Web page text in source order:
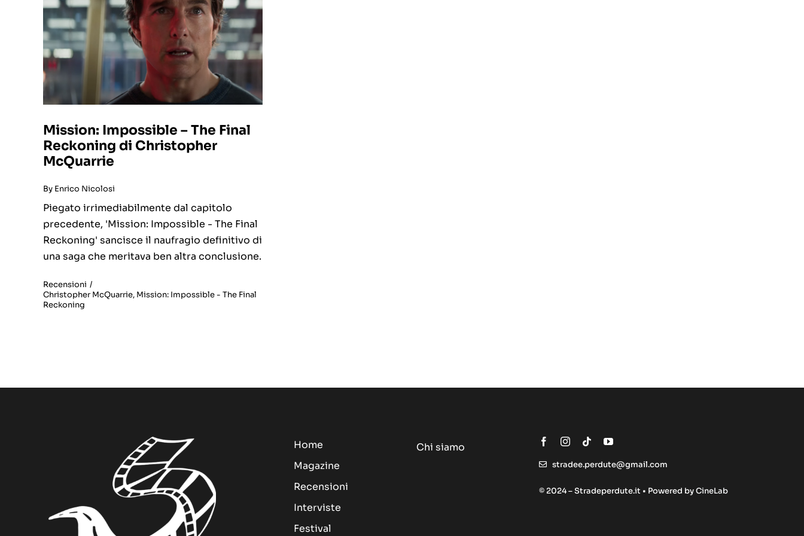
Mission: Impossible – The Final
Reckoning di Christopher
McQuarrie
By Enrico Nicolosi
Piegato irrimediabilmente dal capitolo
precedente, 'Mission: Impossible - The Final
Reckoning' sancisce il naufragio definitivo di
una saga che meritava ben altra conclusione.
Recensioni /
Christopher McQuarrie, Mission: Impossible - The Final
Reckoning
Home
Magazine
Recensioni
Interviste
Festival
Chi siamo
stradee.perdute@gmail.com
© 2024 – Stradeperdute.it • Powered byCineLab